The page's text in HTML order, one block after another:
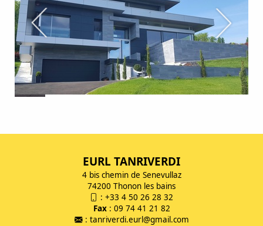
EURL TANRIVERDI
4 bis chemin de Senevullaz
74200 Thonon les bains
: +33 4 50 26 28 32
Fax: 09 74 41 21 82
: tanriverdi.eurl@gmail.com